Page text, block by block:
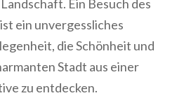
Ein Besuch des
ein unvergessliches
die Schönheit und
Stadt aus einer
zu entdecken.